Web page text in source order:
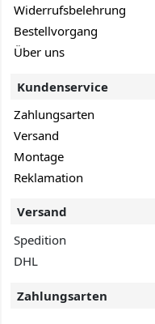
Widerrufsbelehrung
Bestellvorgang
Über uns
Kundenservice
Zahlungsarten
Versand
Montage
Reklamation
Versand
Spedition
DHL
Zahlungsarten